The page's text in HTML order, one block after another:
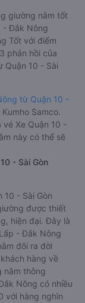
giường nằm tốt
- Đắk Nông
Tốt với điểm
phản hồi của
Quận 10 - Sài
từ Quận 10 -
Samco.
Xe Quận 10 -
này có thể sẽ
- Sài Gòn
- Sài Gòn
được thiết
hiện đại. Đây là
- Đắk Nông
đôi ra đời
hàng về
nằm thông
Nông có nhiều
với hàng nghìn